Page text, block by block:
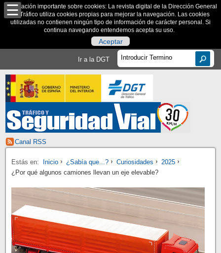
Información importante sobre cookies: La revista digital de la Dirección General
de Tráfico utiliza cookies propias para mejorar la navegación. Las cookies
utilizadas no contienen ningún tipo de información de carácter personal. Si
continua navegando entendemos acepta su uso.
Aceptar
Ir a la DGT
Canal RSS
Estás en: Inicio ¿Sabía que...? Curiosidades
2025
¿Por qué algunos camiones llevan un eje elevable?